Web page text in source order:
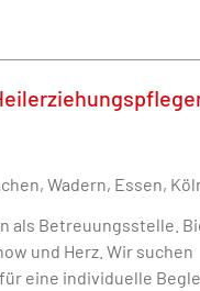
Wadern, Essen,
als Betreuungsstelle.
und Herz. Wir suchen
eine individuelle